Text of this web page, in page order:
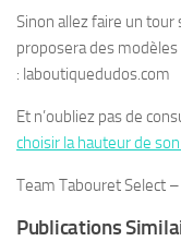
Sinon allez faire un tour
proposera des
: laboutiquedudos.com
Et n’oubliez pas de
choisir la hauteur de
Team Tabouret Select –
Publications